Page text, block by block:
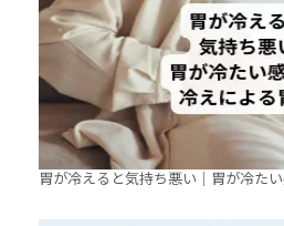
胃が冷えると気持ち悪い｜胃が冷た